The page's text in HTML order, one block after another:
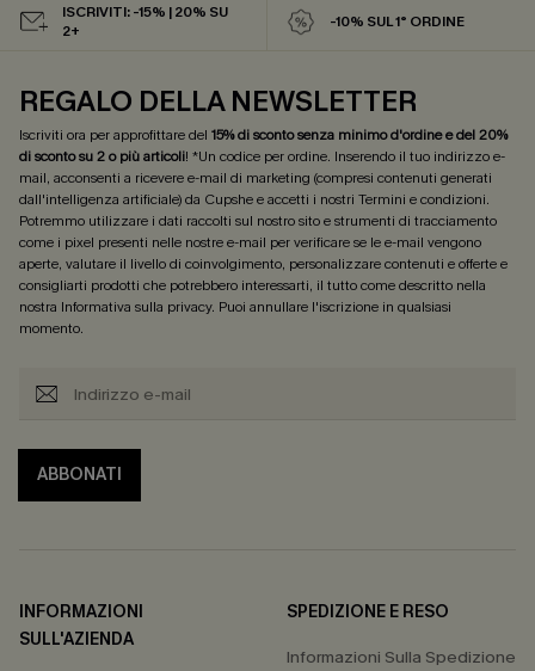
ISCRIVITI: -15% | 20% SU
2+
-10% SUL 1° ORDINE
REGALO DELLA NEWSLETTER
Iscriviti ora per approfittare del 15% di sconto senza minimo d'ordine e del 20%
di sconto su 2 o più articoli! *Un codice per ordine. Inserendo il tuo indirizzo e-
mail, acconsenti a ricevere e-mail di marketing (compresi contenuti generati
dall'intelligenza artificiale) da Cupshe e accetti i nostri Termini e condizioni.
Potremmo utilizzare i dati raccolti sul nostro sito e strumenti di tracciamento
come i pixel presenti nelle nostre e-mail per verificare se le e-mail vengono
aperte, valutare il livello di coinvolgimento, personalizzare contenuti e offerte e
consigliarti prodotti che potrebbero interessarti, il tutto come descritto nella
nostra Informativa sulla privacy. Puoi annullare l'iscrizione in qualsiasi
momento.
ABBONATI
INFORMAZIONI
SULL'AZIENDA
SPEDIZIONE E RESO
Informazioni Sulla Spedizione